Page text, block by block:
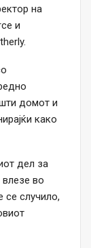
на
и
домот и
како
дел за
во
случило,